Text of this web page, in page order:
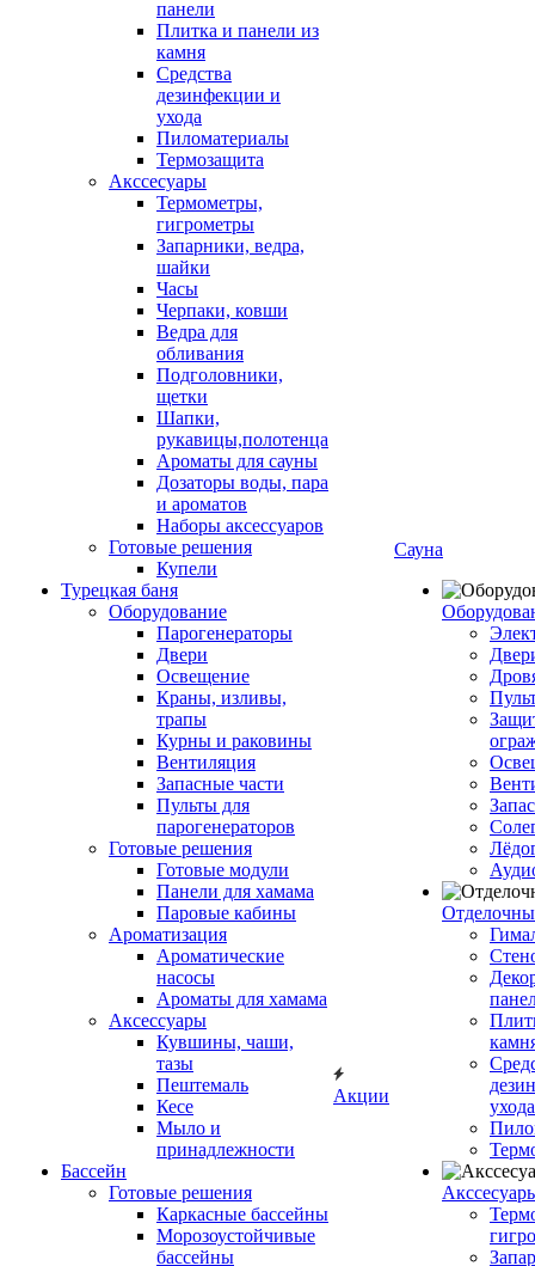
панели
Плитка и панели из
камня
Средства
дезинфекции и
ухода
Пиломатериалы
Термозащита
Аксcесуары
Термометры,
гигрометры
Запарники, ведра,
шайки
Часы
Черпаки, ковши
Ведра для
обливания
Подголовники,
щетки
Шапки,
рукавицы,полотенца
Ароматы для сауны
Дозаторы воды, пара
и ароматов
Наборы аксессуаров
Готовые решения
Купели
Турецкая баня
Оборудование
Парогенераторы
Двери
Освещение
Краны, изливы,
трапы
Курны и раковины
Вентиляция
Запасные части
Пульты для
парогенераторов
Готовые решения
Готовые модули
Панели для хамама
Паровые кабины
Ароматизация
Ароматические
насосы
Ароматы для хамама
Аксессуары
Кувшины, чаши,
тазы
Пештемаль
Кесе
Мыло и
принадлежности
Бассейн
Готовые решения
Каркасные бассейны
Морозоустойчивые
бассейны
Акции
Сауна
ухода